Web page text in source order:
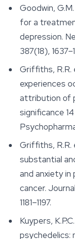
Goodwin,
for a
depression.
387(18),
Griffiths,
experiences
attribution of
significance
Griffiths, R.R.
substantial
and anxiety
cancer.
1181–1197.
Kuypers,
psychedelics: